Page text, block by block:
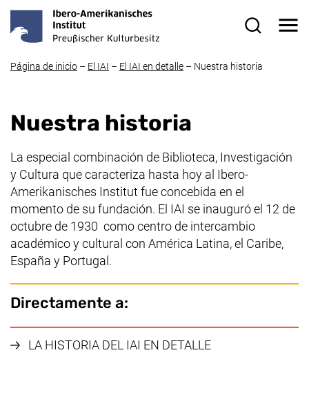
Página de inicio – El IAI – El IAI en detalle – Nuestra historia
Nuestra historia
La especial combinación de Biblioteca, Investigación
y Cultura que caracteriza hasta hoy al Ibero-
Amerikanisches Institut fue concebida en el
momento de su fundación. El IAI se inauguró el 12 de
octubre de 1930 como centro de intercambio
académico y cultural con América Latina, el Caribe,
España y Portugal.
Directamente a:
LA HISTORIA DEL IAI EN DETALLE